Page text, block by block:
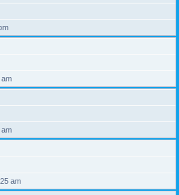
am
am
am